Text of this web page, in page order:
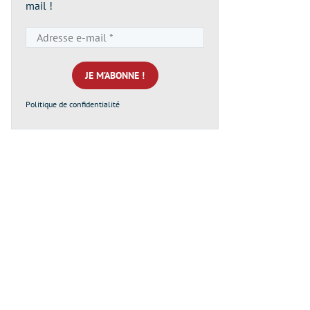
mail !
e-
mail
*
Politique de confidentialité